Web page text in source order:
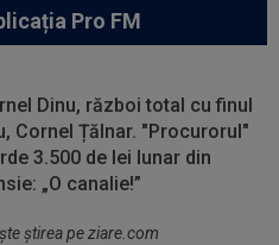
Pro FM
Dinu, război total cu finul
Cornel Țălnar. "Procurorul"
3.500 de lei lunar din
„O canalie!”
ştirea pe ziare.com